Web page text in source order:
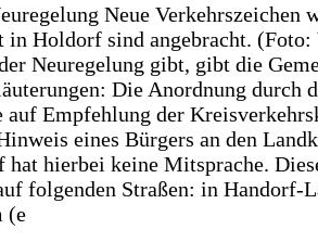
Neue Verkehrszeichen
in Holdorf sind angebracht.
Neuregelung gibt, gibt die
Die Anordnung durch
Empfehlung der
eines Bürgers an den
hat hierbei keine Mitsprache.
folgenden Straßen: in Handorf-
(e